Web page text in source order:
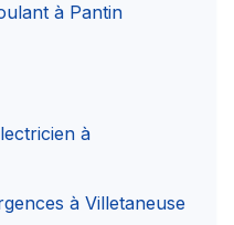
à Pantin
à
à Villetaneuse